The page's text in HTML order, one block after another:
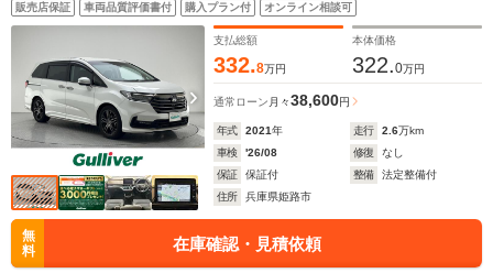
販売店保証 車両品質評価書付 購入プラン付 オンライン相談可
支払総額
332.8万円
本体価格
322.0万円
通常ローン 月々38,600円
年式 2021年 走行 2.6万km
車検
'26/08 修復
なし
保証
保証付 整備
法定整備付
住所
兵庫県姫路市
無
料
在庫確認・見積依頼